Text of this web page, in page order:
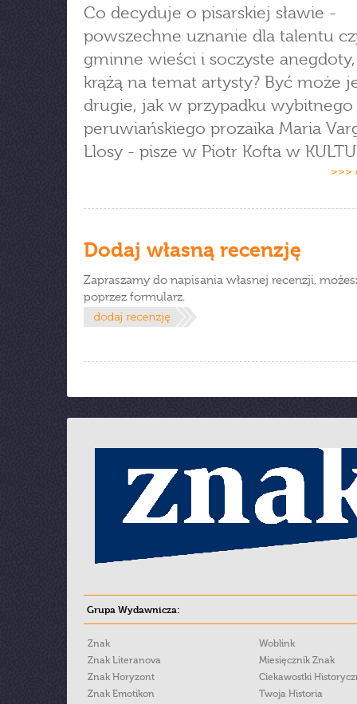
Co decyduje o pisarskiej sławie -
powszechne uznanie dla talentu
gminne wieści i soczyste
krążą na temat artysty? Być może
drugie, jak w przypadku wybitnego
peruwiańskiego prozaika Maria
Llosy - pisze w Piotr Kofta w
>>>
Dodaj własną recenzję
Zapraszamy do napisania własnej recenzji,
poprzez formularz.
Grupa Wydawnicza:
Znak
Znak Literanova
Znak Horyzont
Znak Emotikon
Woblink
Miesięcznik Znak
Ciekawostki
Twoja Historia